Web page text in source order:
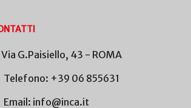
Via G.Paisiello, 43 - ROMA
Telefono: +39 06 855631
Email: info@inca.it